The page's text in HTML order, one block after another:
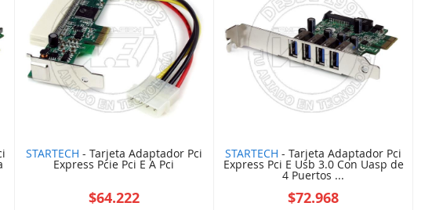
STARTECH - Tarjeta Adaptador Pci
Express Pcie Pci E A Pci
$64.222
STARTECH - Tarjeta Adaptador Pci
Express Pci E Usb 3.0 Con Uasp de
4 Puertos ...
$72.968